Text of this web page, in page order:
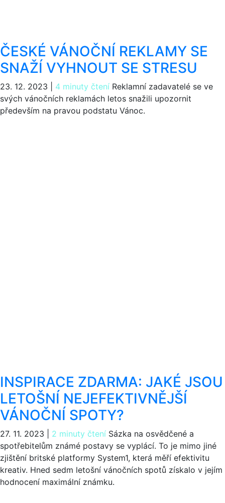
ČESKÉ VÁNOČNÍ REKLAMY SE
SNAŽÍ VYHNOUT SE STRESU
23. 12. 2023 4 minuty čtení Reklamní zadavatelé se ve
svých vánočních reklamách letos snažili upozornit
především na pravou podstatu Vánoc.
INSPIRACE ZDARMA: JAKÉ JSOU
LETOŠNÍ NEJEFEKTIVNĚJŠÍ
VÁNOČNÍ SPOTY?
27. 11. 2023 2 minuty čtení Sázka na osvědčené a
spotřebitelům známé postavy se vyplácí. To je mimo jiné
zjištění britské platformy System1, která měří efektivitu
kreativ. Hned sedm letošní vánočních spotů získalo v jejím
hodnocení maximální známku.